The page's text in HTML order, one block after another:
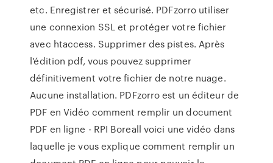
etc. Enregistrer et sécurisé. PDFzorro utiliser
une connexion SSL et protéger votre fichier
avec htaccess. Supprimer des pistes. Après
l'édition pdf, vous pouvez supprimer
définitivement votre fichier de notre nuage.
Aucune installation. PDFzorro est un éditeur de
PDF en Vidéo comment remplir un document
PDF en ligne - RPI Boreall voici une vidéo dans
laquelle je vous explique comment remplir un